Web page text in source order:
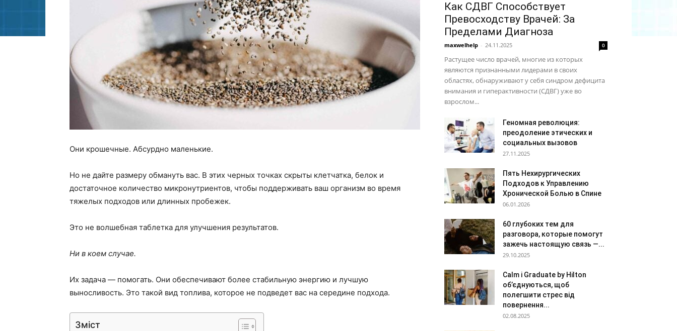
Они крошечные. Абсурдно маленькие.
Но не дайте размеру обмануть вас. В этих черных точках скрыты клетчатка, белок и
достаточное количество микронутриентов, чтобы поддерживать ваш организм во время
тяжелых подходов или длинных пробежек.
Это не волшебная таблетка для улучшения результатов.
Ни в коем случае.
Их задача — помогать. Они обеспечивают более стабильную энергию и лучшую
выносливость. Это такой вид топлива, которое не подведет вас на середине подхода.
Зміст
Как СДВГ Способствует
Превосходству Врачей: За
Пределами Диагноза
maxwelhelp - 24.11.2025 0
Растущее число врачей, многие из которых
являются признанными лидерами в своих
областях, обнаруживают у себя синдром дефицита
внимания и гиперактивности (СДВГ) уже во
взрослом...
Геномная революция:
преодоление этических и
социальных вызовов
27.11.2025
Пять Нехирургических
Подходов к Управлению
Хронической Болью в Спине
06.01.2026
60 глубоких тем для
разговора, которые помогут
зажечь настоящую связь —...
29.10.2025
Calm і Graduate by Hilton
об’єднуються, щоб
полегшити стрес від
повернення...
02.08.2025